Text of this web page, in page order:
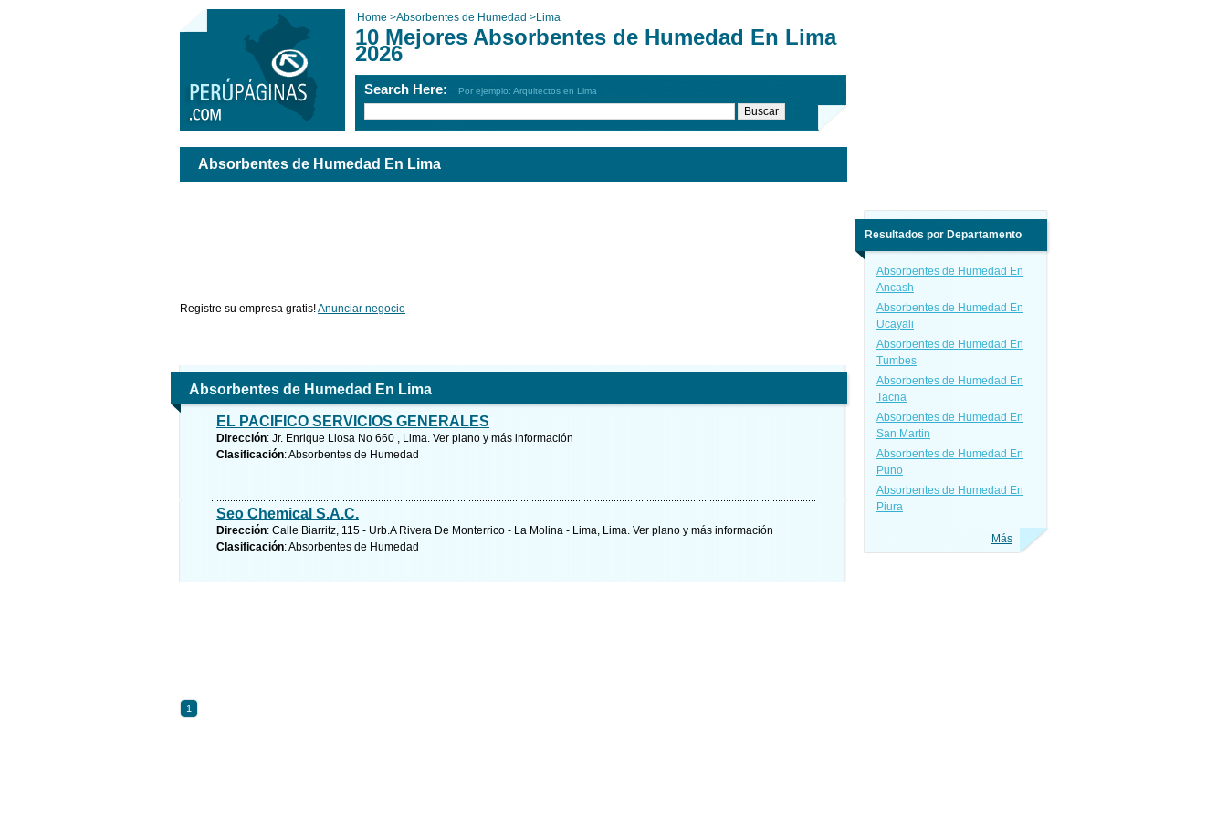
Home >Absorbentes de Humedad >Lima
10 Mejores Absorbentes de Humedad En Lima
2026
Search Here: Por ejemplo: Arquitectos en Lima
Absorbentes de Humedad En Lima
Registre su empresa gratis!Anunciar negocio
Absorbentes de Humedad En Lima
EL PACIFICO SERVICIOS GENERALES
Dirección: Jr. Enrique Llosa No 660 , Lima. Ver plano y más información
Clasificación: Absorbentes de Humedad
Seo Chemical S.A.C.
Dirección: Calle Biarritz, 115 - Urb.A Rivera De Monterrico - La Molina - Lima, Lima. Ver plano y más información
Clasificación: Absorbentes de Humedad
1
Resultados por Departamento
Absorbentes de Humedad En
Ancash
Absorbentes de Humedad En
Ucayali
Absorbentes de Humedad En
Tumbes
Absorbentes de Humedad En
Tacna
Absorbentes de Humedad En
San Martin
Absorbentes de Humedad En
Puno
Absorbentes de Humedad En
Piura
Más